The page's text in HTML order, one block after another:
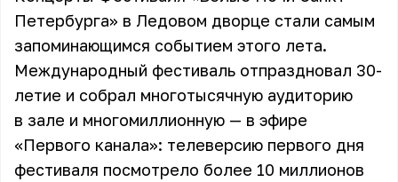
Петербурга» в Ледовом дворце стали самым
запоминающимся событием этого лета.
Международный фестиваль отпраздновал 30-
летие и собрал многотысячную аудиторию
в зале и многомиллионную — в эфире
«Первого канала»: телеверсию первого дня
фестиваля посмотрело более 10 миллионов